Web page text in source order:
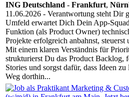
ING Deutschland - Frankfurt,
11.06.2026 - Verantwortung steht Dir
Umfeld erwartet Dich Dein App-
Funktion (als Product Owner)
Projekte erfolgreich anbahnst,
Mit einem klaren Verständnis für
strukturierst Du das Product Backlog,
Stories und sorgst dafür, dass Ideen
Weg dorthin...